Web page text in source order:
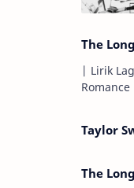
The
| Lirik
Romance | Yesterday has been and
Taylor
The